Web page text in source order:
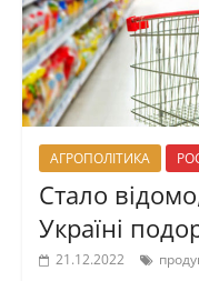
АГРОПОЛІТИКА
Стало
Україні
21.12.2022